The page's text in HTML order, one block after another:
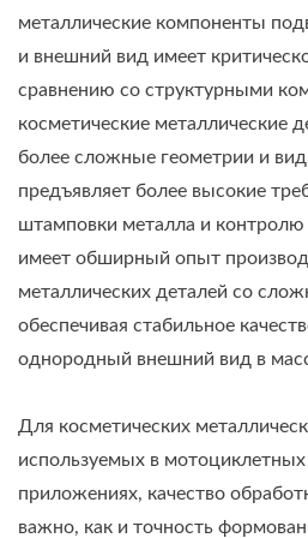
металлические компоненты
и внешний вид имеет
сравнению со структурными
косметические металлические
более сложные геометрии и
предъявляет более высокие
штамповки металла и контролю
имеет обширный опыт
металлических деталей со
обеспечивая стабильное
однородный внешний вид в
Для косметических
используемых в
приложениях, качество
важно, как и точность